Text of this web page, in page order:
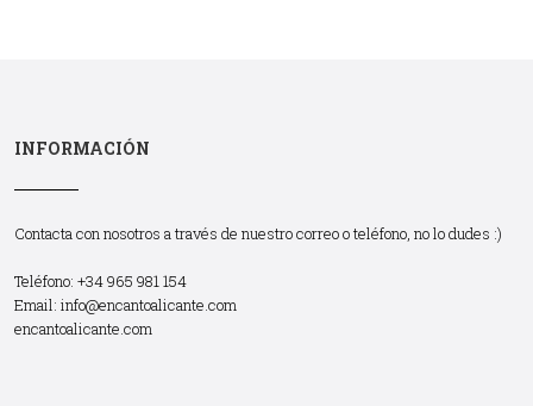
INFORMACIÓN
Contacta con nosotros a través de nuestro correo o teléfono, no lo dudes :)
Teléfono: +34 965 981 154
Email: info@encantoalicante.com
encantoalicante.com